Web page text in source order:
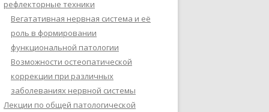
рефлекторные техники
Вегатативная нервная система и её
роль в формировании
функциональной патологии
Возможности остеопатической
коррекции при различных
заболеваниях нервной системы
Лекции по общей патологической